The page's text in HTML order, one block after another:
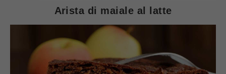
Arista di maiale al latte